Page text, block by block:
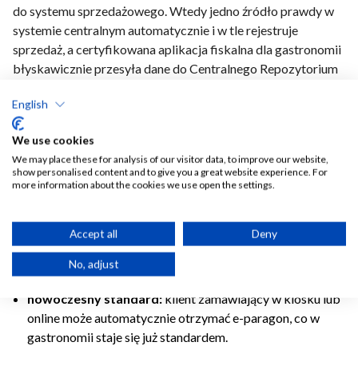
do systemu sprzedażowego. Wtedy jedno źródło prawdy w
systemie centralnym automatycznie i w tle rejestruje
sprzedaż, a certyfikowana aplikacja fiskalna dla gastronomii
błyskawicznie przesyła dane do Centralnego Repozytorium
Taka zautomatyzowana sprzedaż wielokanałowa usprawnia
codzienną pracę lokalu:
koniec z ręcznym przepisaniem,co zdejmuje z kelnerów
obowiązek ręcznego nabijania na kasę zamówień z
eliminacja ryzyka:brak ręcznego przepisywania danych
to zero błędów ludzkich (np. pomyłek w stawkach VAT) i
brak ryzyka kar skarbowych za przypadkowe pominięcie
fiskalizacji;
nowoczesny standard: klient zamawiający w kiosku lub
online może automatycznie otrzymać e-paragon, co w
gastronomii staje się już standardem.
English
We use cookies
We may place these for analysis of our visitor data, to improve our website,
show personalised content and to give you a great website experience. For
more information about the cookies we use open the settings.
Accept all Deny
No, adjust